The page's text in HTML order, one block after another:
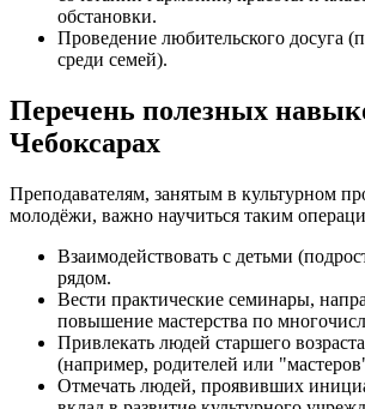
обстановки.
Проведение любительского досуга
среди семей).
Перечень полезных
Чебоксарах
Преподавателям, занятым в культурном
молодёжи, важно научиться таким
Взаимодействовать с детьми
рядом.
Вести практические семинары,
повышение мастерства по
Привлекать людей старшего
(например, родителей или
Отмечать людей, проявивших